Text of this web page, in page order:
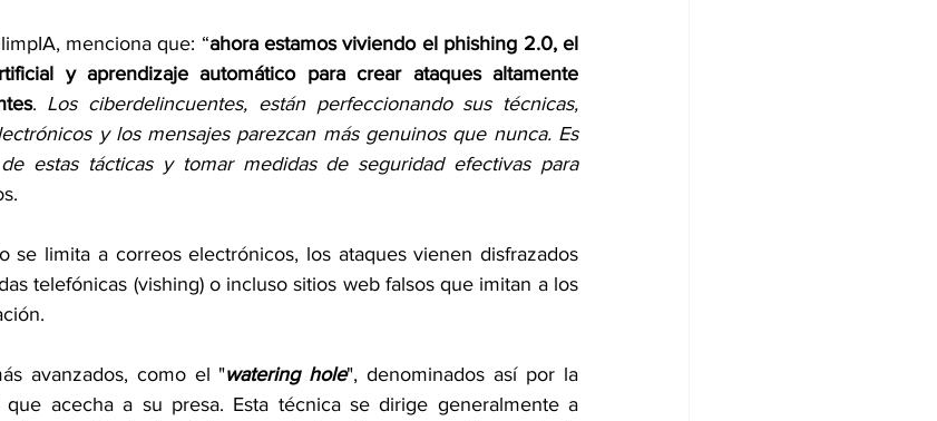
menciona que: “ahora estamos viviendo el phishing 2.0, el
y aprendizaje automático para crear ataques altamente
. Los ciberdelincuentes, están perfeccionando sus técnicas,
y los mensajes parezcan más genuinos que nunca. Es
estas tácticas y tomar medidas de seguridad efectivas para
se limita a correos electrónicos, los ataques vienen disfrazados
telefónicas (vishing) o incluso sitios web falsos que imitan a los
avanzados, como el "watering hole", denominados así por la
acecha a su presa. Esta técnica se dirige generalmente a